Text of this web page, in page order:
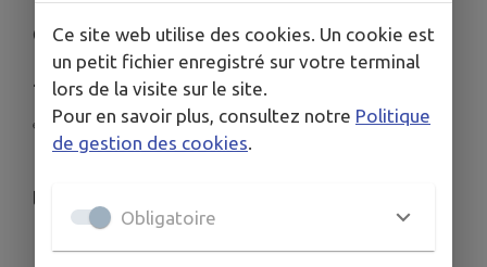
⏲De 14h à 16h
👶 Dès 5 ans (accompagnés d'un adulte)
✏ Sur inscription avant le mercredi 8 juillet
Ce site web utilise des cookies. Un cookie est
un petit fichier enregistré sur votre terminal
lors de la visite sur le site.
Pour en savoir plus, consultez notre Politique
de gestion des cookies.
Obligatoire